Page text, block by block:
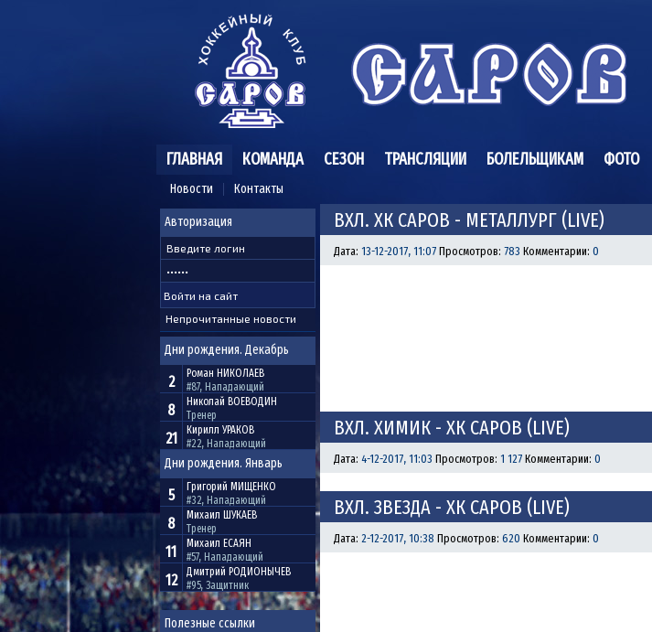
ГЛАВНАЯ
Новости Контакты
КОМАНДА СЕЗОН ТРАНСЛЯЦИИ БОЛЕЛЬЩИКАМ ФОТО
Авторизация
Непрочитанные новости
Дни рождения. Декабрь
2 Роман НИКОЛАЕВ
#87, Нападающий
8 Николай ВОЕВОДИН
Тренер
21 Кирилл УРАКОВ
#22, Нападающий
Дни рождения. Январь
5 Григорий МИЩЕНКО
#32, Нападающий
8 Михаил ШУКАЕВ
Тренер
11 Михаил ЕСАЯН
#57, Нападающий
12 Дмитрий РОДИОНЫЧЕВ
#95, Защитник
Полезные ссылки
ВХЛ. ХК САРОВ - МЕТАЛЛУРГ (LIVE)
Дата: 13-12-2017, 11:07 Просмотров: 783 Комментарии: 0
ВХЛ. ХИМИК - ХК САРОВ (LIVE)
Дата: 4-12-2017, 11:03 Просмотров: 1 127 Комментарии: 0
ВХЛ. ЗВЕЗДА - ХК САРОВ (LIVE)
Дата: 2-12-2017, 10:38 Просмотров: 620 Комментарии: 0